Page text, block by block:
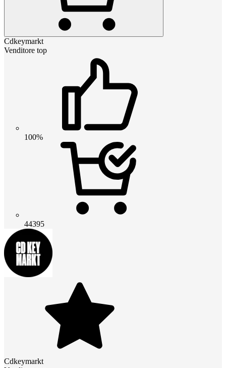
Cdkeymarkt
Venditore top
100%
44395
Cdkeymarkt